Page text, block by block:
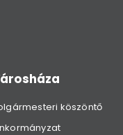
köszöntő